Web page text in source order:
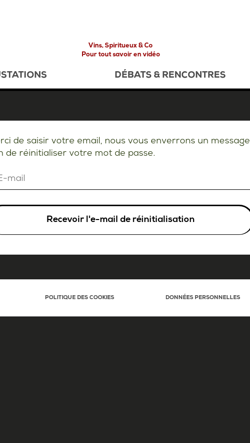
Vins, Spiritueux & Co
Pour tout savoir en vidéo
DÉBATS & RENCONTRES
de saisir votre email, nous vous enverrons un message
de réinitialiser votre mot de passe.
POLITIQUE DES COOKIES DONNÉES PERSONNELLES